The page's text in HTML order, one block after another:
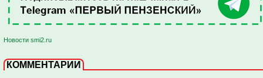
Новости smi2.ru
КОММЕНТАРИИ